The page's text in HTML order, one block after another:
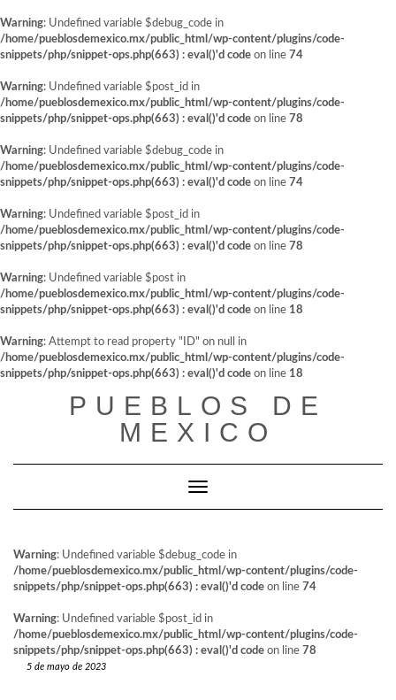
Warning: Undefined variable $debug_code in
/home/pueblosdemexico.mx/public_html/wp-content/plugins/code-
snippets/php/snippet-ops.php(663) : eval()'d code on line 74
Warning: Undefined variable $post_id in
/home/pueblosdemexico.mx/public_html/wp-content/plugins/code-
snippets/php/snippet-ops.php(663) : eval()'d code on line 78
Warning: Undefined variable $debug_code in
/home/pueblosdemexico.mx/public_html/wp-content/plugins/code-
snippets/php/snippet-ops.php(663) : eval()'d code on line 74
Warning: Undefined variable $post_id in
/home/pueblosdemexico.mx/public_html/wp-content/plugins/code-
snippets/php/snippet-ops.php(663) : eval()'d code on line 78
Warning: Undefined variable $post in
/home/pueblosdemexico.mx/public_html/wp-content/plugins/code-
snippets/php/snippet-ops.php(663) : eval()'d code on line 18
Warning: Attempt to read property "ID" on null in
/home/pueblosdemexico.mx/public_html/wp-content/plugins/code-
snippets/php/snippet-ops.php(663) : eval()'d code on line 18
PUEBLOS DE
MEXICO
Cambiar modo de navegación
Warning: Undefined variable $debug_code in
/home/pueblosdemexico.mx/public_html/wp-content/plugins/code-
snippets/php/snippet-ops.php(663) : eval()'d code on line 74
Warning: Undefined variable $post_id in
/home/pueblosdemexico.mx/public_html/wp-content/plugins/code-
snippets/php/snippet-ops.php(663) : eval()'d code on line 78
5 de mayo de 2023